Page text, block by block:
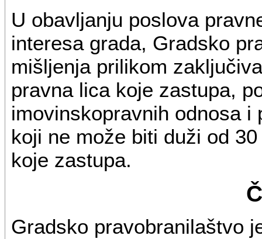
U obavljanju poslova
interesa grada, Gradsko
mišljenja prilikom
pravna lica koje zastupa,
imovinskopravnih odnosa i
koji ne može biti duži od
koje zastupa.
Gradsko pravobranilaštvo